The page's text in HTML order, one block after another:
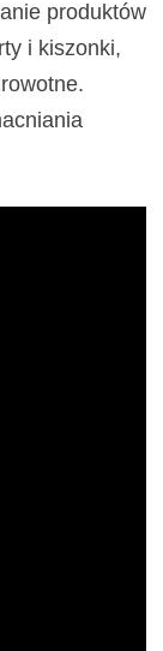
produktów
i kiszonki,